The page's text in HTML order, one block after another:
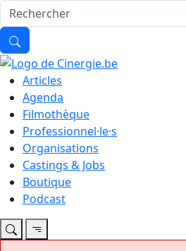
Articles
Agenda
Filmothèque
Professionnel·le·s
Organisations
Castings & Jobs
Boutique
Podcast